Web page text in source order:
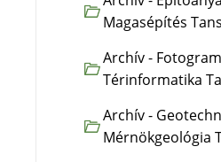
Magasépítés
Archív -
Térinformatika
Archív -
Mérnökgeológia